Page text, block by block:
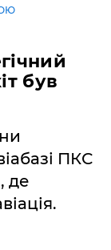
був
ПКС
де